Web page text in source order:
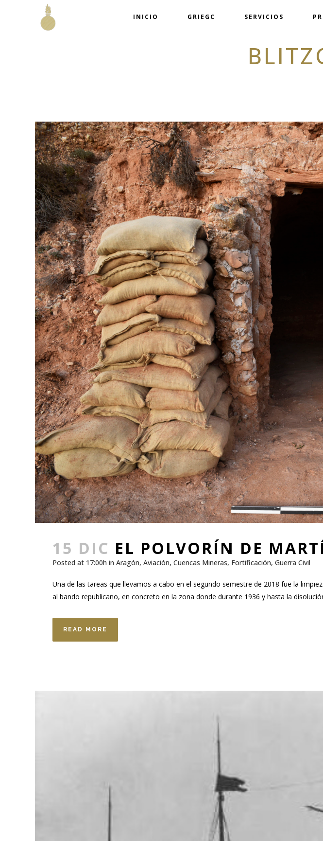
INICIO GRIEGC SERVICIOS
15 DIC EL POLVORÍN DE
Posted at 17:00h in Aragón, Aviación, Cuencas Mineras, Fortificación, Guerra Civil
Una de las tareas que llevamos a cabo en el segundo semestre de 2018 fue la
al bando republicano, en concreto en la zona donde durante 1936 y hasta la
READ MORE